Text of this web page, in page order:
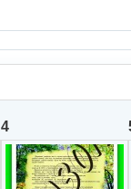
4